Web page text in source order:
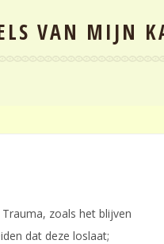
VAN MIJN
zoals het blijven
dat deze loslaat;